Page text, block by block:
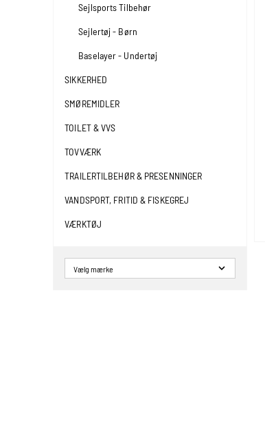
Sejlsports Tilbehør
Sejlertøj - Børn
Baselayer - Undertøj
SIKKERHED
SMØREMIDLER
TOILET & VVS
TOVVÆRK
TRAILERTILBEHØR & PRESENNINGER
VANDSPORT, FRITID & FISKEGREJ
VÆRKTØJ